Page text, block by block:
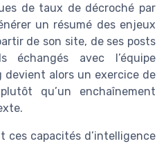
de taux de décroché par
un résumé des enjeux
de son site, de ses posts
échangés avec l’équipe
devient alors un exercice de
qu’un enchaînement
ces capacités d’intelligence